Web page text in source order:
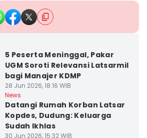
5 Peserta Meninggal, Pakar
UGM Soroti Relevansi Latsarmil
bagi Manajer KDMP
28 Jun 2026, 18:16 WIB
News
Datangi Rumah Korban Latsar
Kopdes, Dudung: Keluarga
Sudah Ikhlas
30 Jun 2026, 15:32 WIB